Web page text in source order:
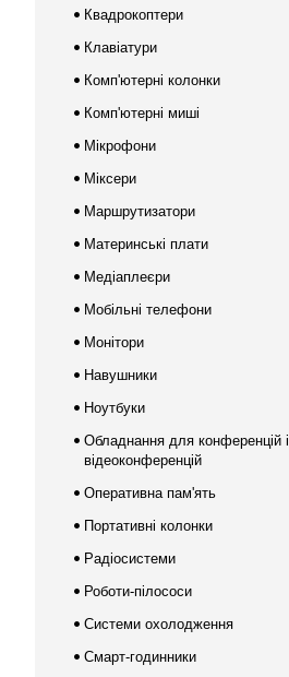
Квадрокоптери
Клавіатури
Комп'ютерні колонки
Комп'ютерні миші
Мікрофони
Міксери
Маршрутизатори
Материнські плати
Медіаплеєри
Мобільні телефони
Монітори
Навушники
Ноутбуки
Обладнання для конференцій і
відеоконференцій
Оперативна пам'ять
Портативні колонки
Радіосистеми
Роботи-пілососи
Системи охолодження
Смарт-годинники